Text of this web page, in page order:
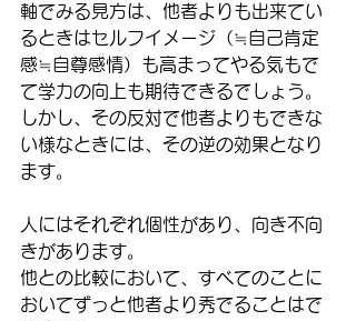
軸でみる見方は、他者よりも出来てい
るときはセルフイメージ（≒自己肯定
感≒自尊感情）も高まってやる気もで
て学力の向上も期待できるでしょう。
しかし、その反対で他者よりもできな
い様なときには、その逆の効果となり
ます。
人にはそれぞれ個性があり、向き不向
きがあります。
他との比較において、すべてのことに
おいてずっと他者より秀でることはで